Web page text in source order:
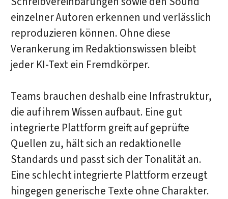
einzelner Autoren erkennen und verlässlich
reproduzieren können. Ohne diese
Verankerung im Redaktionswissen bleibt
jeder KI-Text ein Fremdkörper.
Teams brauchen deshalb eine Infrastruktur,
die auf ihrem Wissen aufbaut. Eine gut
integrierte Plattform greift auf geprüfte
Quellen zu, hält sich an redaktionelle
Standards und passt sich der Tonalität an.
Eine schlecht integrierte Plattform erzeugt
hingegen generische Texte ohne Charakter.